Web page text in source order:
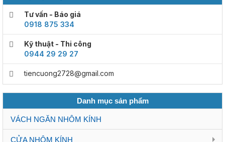
Tư vấn - Báo giá
0918 875 334
Kỹ thuật - Thi công
0944 29 29 27
tiencuong2728@gmail.com
Danh mục sản phẩm
VÁCH NGĂN NHÔM KÍNH
CỬA NHÔM KÍNH